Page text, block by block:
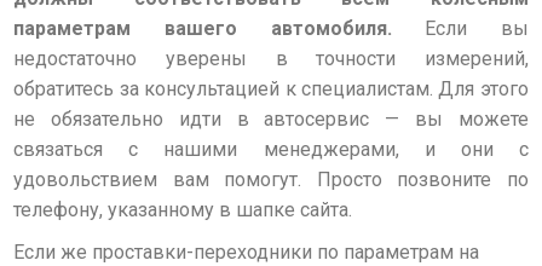
параметрам вашего автомобиля.
Если вы
недостаточно уверены в точности измерений,
обратитесь за консультацией к специалистам.Для этого
не обязательно идти в автосервис — вы можете
связаться с нашими менеджерами, и они с
удовольствием вам помогут. Просто позвоните по
телефону, указанному в шапке сайта.
Если же проставки-переходники по параметрам на